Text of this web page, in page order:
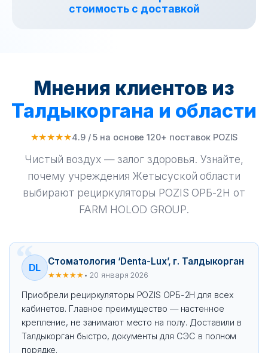
стоимость с доставкой
Мнения клиентов из
Талдыкоргана и области
★★★★★4.9 / 5 на основе 120+ поставок POZIS
Чистый воздух — залог здоровья. Узнайте,
почему учреждения Жетысуской области
выбирают рециркуляторы POZIS ОРБ-2Н от
FARM HOLOD GROUP.
DL
Стоматология ‘Denta-Lux’, г. Талдыкорган
★★★★★ • 20 января 2026
Приобрели рециркуляторы POZIS ОРБ-2Н для всех
кабинетов. Главное преимущество — настенное
крепление, не занимают место на полу. Доставили в
Талдыкорган быстро, документы для СЭС в полном
порядке.